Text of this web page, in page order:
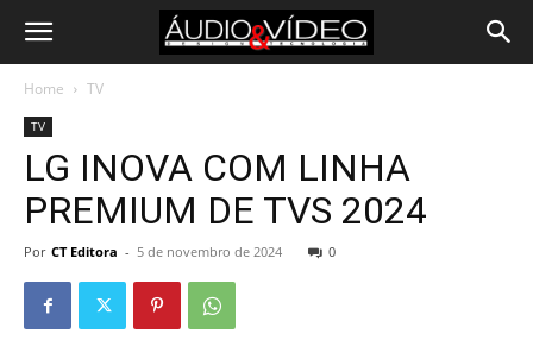
Home TV
TV
LG INOVA COM LINHA
PREMIUM DE TVS 2024
Por CT Editora - 5 de novembro de 2024 0